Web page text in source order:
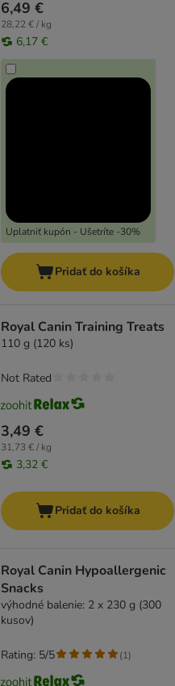
6,49 €
28,22 € / kg
6,17 €
Uplatniť kupón - Ušetríte -30%
Pridať do košíka
Royal Canin Training Treats
110 g (120 ks)
3,49 €
31,73 € / kg
3,32 €
Not Rated
Pridať do košíka
Royal Canin Hypoallergenic
Snacks
výhodné balenie: 2 x 230 g (300
kusov)
Rating: 5/5 (1)